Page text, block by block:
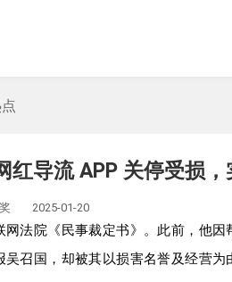
红导流 APP 关停受损
2025-01-20
法院《民事裁定书》。此前，他因
召国，却被其以损害名誉及经营为